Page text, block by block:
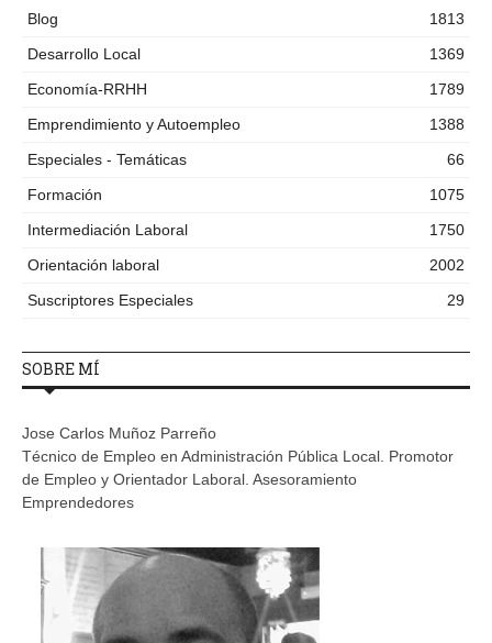
Blog
1813
Desarrollo Local
1369
Economía-RRHH
1789
Emprendimiento y Autoempleo
1388
Especiales - Temáticas
66
Formación
1075
Intermediación Laboral
1750
Orientación laboral
2002
Suscriptores Especiales
29
SOBRE MÍ
Jose Carlos Muñoz Parreño
Técnico de Empleo en Administración Pública Local. Promotor
de Empleo y Orientador Laboral. Asesoramiento
Emprendedores